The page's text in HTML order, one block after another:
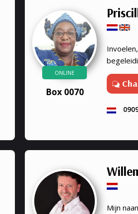
ONLINE
Box 0070
Mijn